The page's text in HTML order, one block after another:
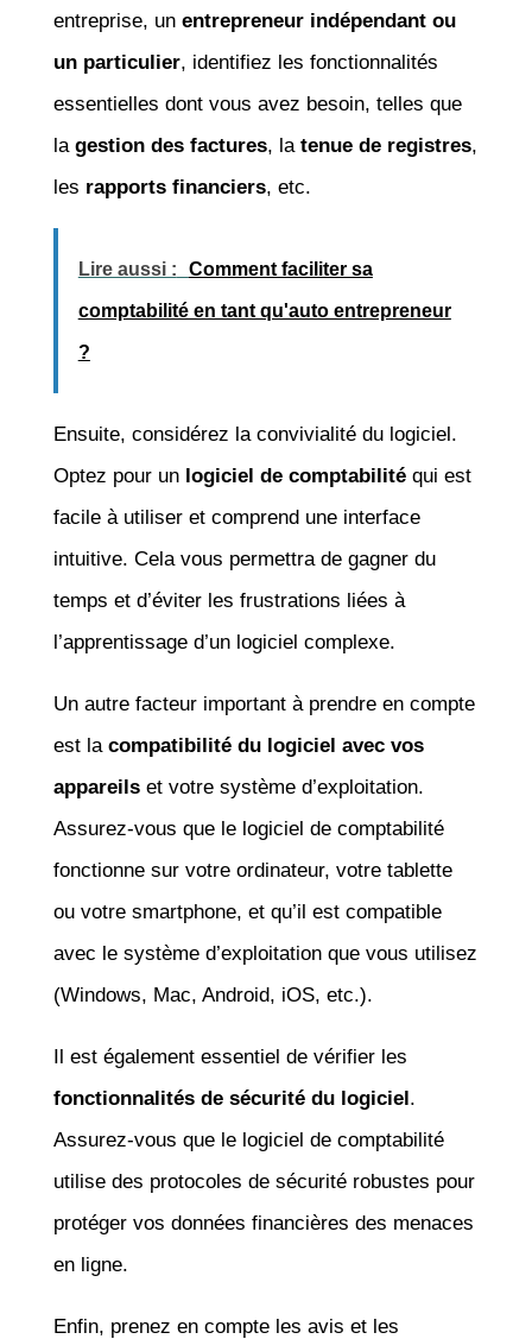
entreprise, un entrepreneur indépendant ou
un particulier, identifiez les fonctionnalités
essentielles dont vous avez besoin, telles que
la gestion des factures, la tenue de registres,
les rapports financiers, etc.
Lire aussi : Comment faciliter sa
comptabilité en tant qu'auto entrepreneur
?
Ensuite, considérez la convivialité du logiciel.
Optez pour un logiciel de comptabilitéqui est
facile à utiliser et comprend une interface
intuitive. Cela vous permettra de gagner du
temps et d’éviter les frustrations liées à
l’apprentissage d’un logiciel complexe.
Un autre facteur important à prendre en compte
est la compatibilité du logiciel avec vos
appareilset votre système d’exploitation.
Assurez-vous que le logiciel de comptabilité
fonctionne sur votre ordinateur, votre tablette
ou votre smartphone, et qu’il est compatible
avec le système d’exploitation que vous utilisez
(Windows, Mac, Android, iOS, etc.).
Il est également essentiel de vérifier les
fonctionnalités de sécurité du logiciel.
Assurez-vous que le logiciel de comptabilité
utilise des protocoles de sécurité robustes pour
protéger vos données financières des menaces
en ligne.
Enfin, prenez en compte les avis et les